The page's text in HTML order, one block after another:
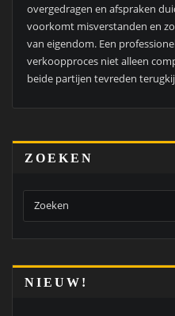
overgedragen en afspraken
voorkomt misverstanden en
van eigendom. Een
verkoopproces niet alleen
beide partijen tevreden
ZOEKEN
NIEUW!